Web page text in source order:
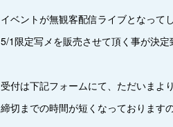
イベントが無観客配信ライブとなって
5/1限定写メを販売させて頂く事が決定
受付は下記フォームにて、ただいまよ
締切までの時間が短くなっております